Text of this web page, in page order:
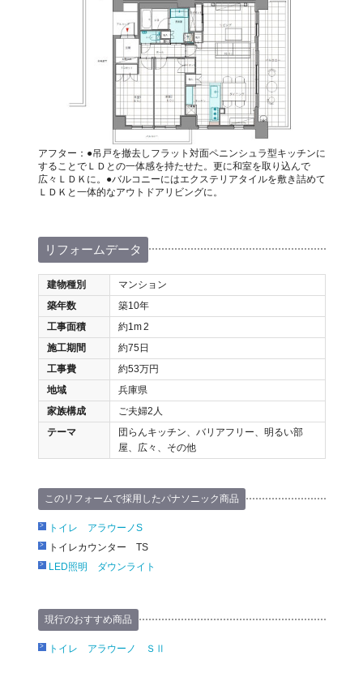
アフター：●吊戸を撤去しフラット対面ペニンシュラ型キッチンに
することでＬＤとの一体感を持たせた。更に和室を取り込んで
広々ＬＤＫに。●バルコニーにはエクステリアタイルを敷き詰めて
ＬＤＫと一体的なアウトドアリビングに。
リフォームデータ
建物種別
マンション
築年数
築10年
工事面積
約1m2
施工期間
約75日
工事費
約53万円
地域
兵庫県
家族構成
ご夫婦2人
テーマ
団らんキッチン、バリアフリー、明るい部
屋、広々、その他
このリフォームで採用したパナソニック商品
トイレ アラウーノS
トイレカウンター TS
LED照明 ダウンライト
現行のおすすめ商品
トイレ アラウーノ ＳⅡ